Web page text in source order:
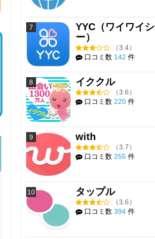
7
YYC（ワイワイシ
ー）
（3.4）
口コミ数 142 件
8 イククル
（3.6）
口コミ数 220 件
9 with
（3.7）
口コミ数 255 件
10 タップル
（3.6）
口コミ数 394 件